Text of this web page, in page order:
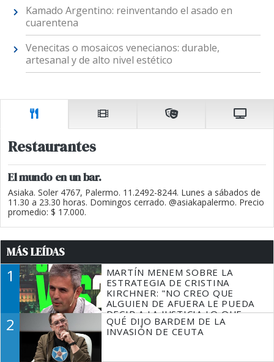
Kamado Argentino: reinventando el asado en
cuarentena
Venecitas o mosaicos venecianos: durable,
artesanal y de alto nivel estético
Restaurantes
El mundo en un bar.
Asiaka. Soler 4767, Palermo. 11.2492-8244. Lunes a sábados de
11.30 a 23.30 horas. Domingos cerrado. @asiakapalermo. Precio
promedio: $ 17.000.
MÁS LEÍDAS
1
MARTÍN MENEM SOBRE LA
ESTRATEGIA DE CRISTINA
KIRCHNER: "NO CREO QUE
ALGUIEN DE AFUERA LE PUEDA
DECIR A LA JUSTICIA LO QUE
TIENE QUE HACER"
2
QUÉ DIJO BARDEM DE LA
INVASIÓN DE CEUTA